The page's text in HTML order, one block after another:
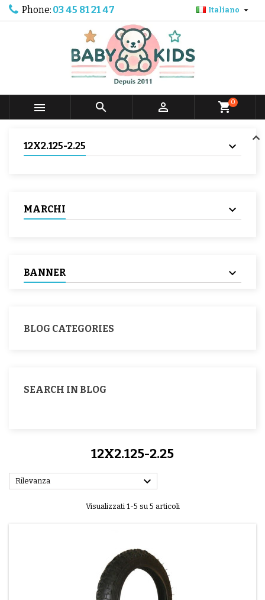
Phone: 03 45 81 21 47 Italiano 
   shopping_cart0
12X2.125-2.25
MARCHI
BANNER
BLOG CATEGORIES
SEARCH IN BLOG
12X2.125-2.25
Rilevanza 
Visualizzati 1-5 su 5 articoli